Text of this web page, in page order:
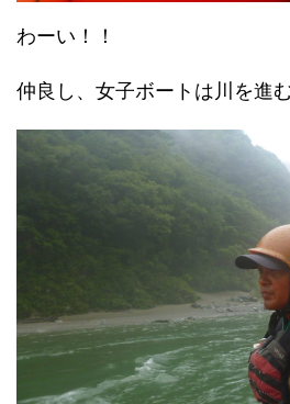
わーい！！
仲良し、女子ボートは川を進